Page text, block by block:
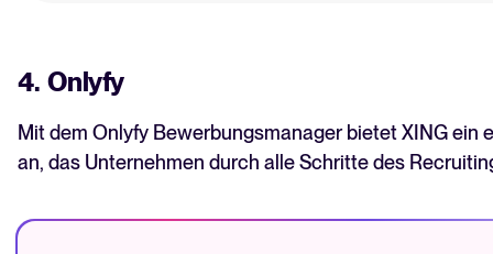
4. Onlyfy
Mit dem Onlyfy Bewerbungsmanager bietet XING ein
an, das Unternehmen durch alle Schritte des